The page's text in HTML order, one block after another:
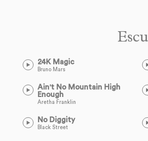
24K Magic
Bruno Mars
Ain't No Mountain High
Enough
Aretha Franklin
No Diggity
Black Street